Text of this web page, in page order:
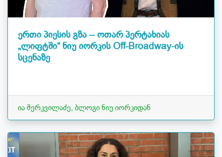
ერთი პიესის გზა – ოთარ პერტახიას
„ლიფტში“ ნიუ იორკის Off-Broadway-ის
სცენაზე
ია მერკვილაძე, ბლოგი ნიუ იორკიდან